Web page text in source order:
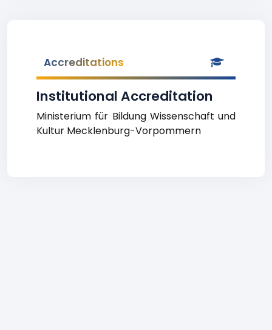
Accreditations
Institutional Accreditation
Ministerium für Bildung Wissenschaft und
Kultur Mecklenburg-Vorpommern